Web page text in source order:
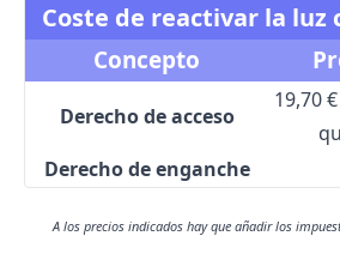
Coste de reactivar la luz
Concepto
Derecho de acceso
19,70
Derecho de enganche
A los precios indicados hay que añadir los